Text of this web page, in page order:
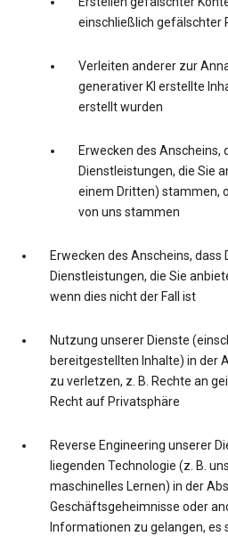
einschließlich gefälschter
Verleiten anderer zur
generativer KI erstellte
erstellt wurden
Erwecken des Anscheins,
Dienstleistungen, die Sie
einem Dritten) stammen,
von uns stammen
Erwecken des Anscheins, dass
Dienstleistungen, die Sie
wenn dies nicht der Fall ist
Nutzung unserer Dienste
bereitgestellten Inhalte) in der
zu verletzen, z. B. Rechte an
Recht auf Privatsphäre
Reverse Engineering unserer
liegenden Technologie (z. B.
maschinelles Lernen) in der
Geschäftsgeheimnisse oder
Informationen zu gelangen, es